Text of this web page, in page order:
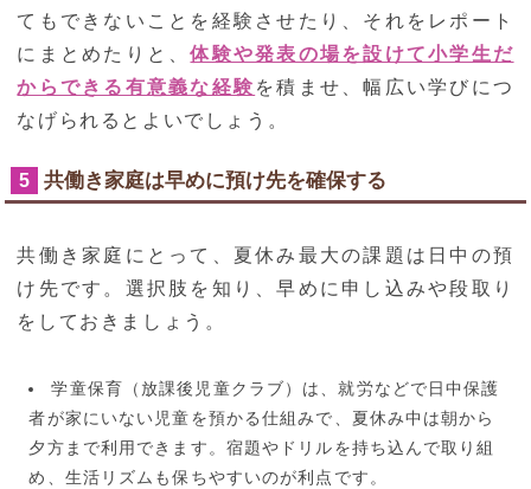
てもできないことを経験させたり、それをレポート
にまとめたりと、体験や発表の場を設けて小学生だ
からできる有意義な経験 を積ませ、幅広い学びにつ
なげられるとよいでしょう。
5 共働き家庭は早めに預け先を確保する
共働き家庭にとって、夏休み最大の課題は日中の預
け先です。選択肢を知り、早めに申し込みや段取り
をしておきましょう。
学童保育（放課後児童クラブ）は、就労などで日中保護
者が家にいない児童を預かる仕組みで、夏休み中は朝から
夕方まで利用できます。宿題やドリルを持ち込んで取り組
め、生活リズムも保ちやすいのが利点です。